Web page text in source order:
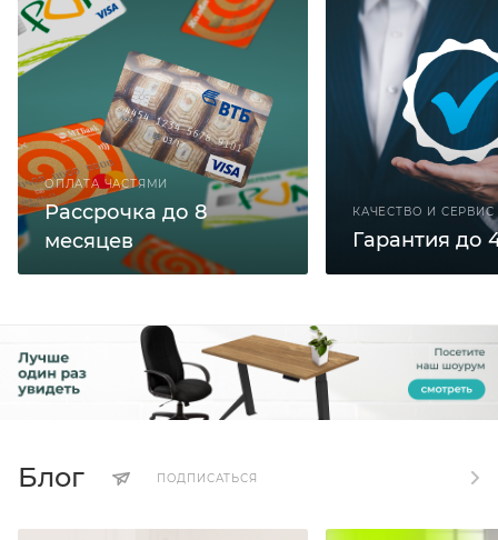
ОПЛАТА ЧАСТЯМИ
Рассрочка до 8
месяцев
КАЧЕСТВО И СЕРВИС
Гарантия до
Блог ПОДПИСАТЬСЯ